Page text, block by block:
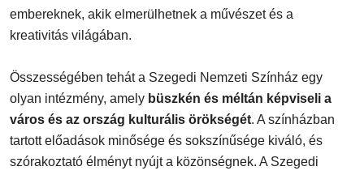
embereknek, akik elmerülhetnek a művészet és a
kreativitás világában.
Összességében tehát a Szegedi Nemzeti Színház egy
olyan intézmény, amely büszkén és méltán képviseli a
város és az ország kulturális örökségét. A színházban
tartott előadások minősége és sokszínűsége kiváló, és
szórakoztató élményt nyújt a közönségnek. A Szegedi